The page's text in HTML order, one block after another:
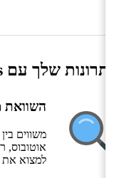
היתרונות שלך עם TravelPass
השוואת
משווים
אוטובוס,
למצוא את